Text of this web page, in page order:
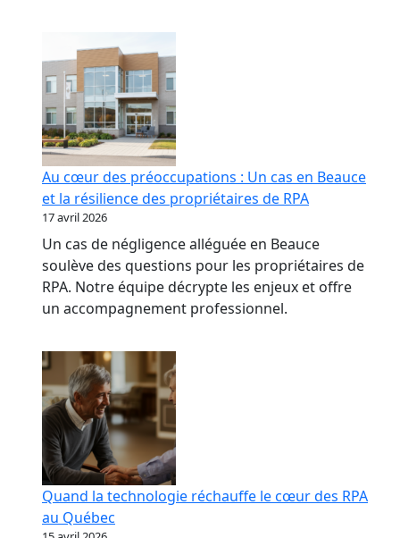
Au cœur des préoccupations : Un cas en Beauce
et la résilience des propriétaires de RPA
17 avril 2026
Un cas de négligence alléguée en Beauce
soulève des questions pour les propriétaires de
RPA. Notre équipe décrypte les enjeux et offre
un accompagnement professionnel.
Quand la technologie réchauffe le cœur des RPA
au Québec